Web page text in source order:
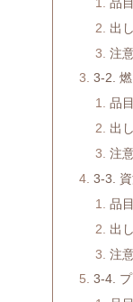
出
注
3-2.
品
出
注
3-3.
品
出
注
3-4.